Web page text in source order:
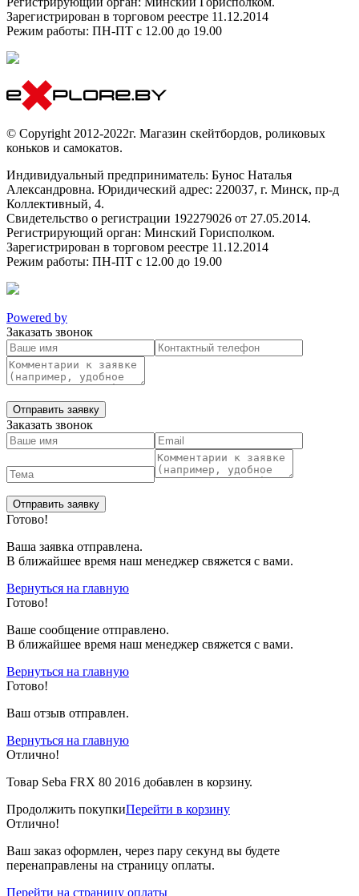
Зарегистрирован в торговом реестре 11.12.2014
Режим работы: ПН-ПТ с 12.00 до 19.00
© Copyright 2012-2022г. Магазин скейтбордов, роликовых
коньков и самокатов.
Индивидуальный предприниматель: Бунос Наталья
Александровна. Юридический адрес: 220037, г. Минск, пр-д
Коллективный, 4.
Свидетельство о регистрации 192279026 от 27.05.2014.
Регистрирующий орган: Минский Горисполком.
Зарегистрирован в торговом реестре 11.12.2014
Режим работы: ПН-ПТ с 12.00 до 19.00
Powered by
Заказать звонок
Заказать звонок
Готово!
Ваша заявка отправлена.
В ближайшее время наш менеджер свяжется с вами.
Вернуться на главную
Готово!
Вашe сообщение отправлено.
В ближайшее время наш менеджер свяжется с вами.
Вернуться на главную
Готово!
Ваш отзыв отправлен.
Вернуться на главную
Отлично!
Товар Seba FRX 80 2016 добавлен в корзину.
Продолжить покупкиПерейти в корзину
Отлично!
Ваш заказ оформлен, через пару секунд вы будете
перенаправлены на страницу оплаты.
Перейти на страницу оплаты